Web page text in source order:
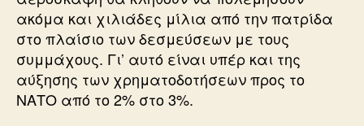
ακόμα και χιλιάδες μίλια από την πατρίδα
στο πλαίσιο των δεσμεύσεων με τους
συμμάχους. Γι’ αυτό είναι υπέρ και της
αύξησης των χρηματοδοτήσεων προς το
ΝΑΤΟ από το 2% στο 3%.